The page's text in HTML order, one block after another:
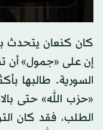
كان كنعان يتحدث
إن على «جمول» أن
السورية. طالبها
«حزب الله» حتى
الطلب، فقد كان